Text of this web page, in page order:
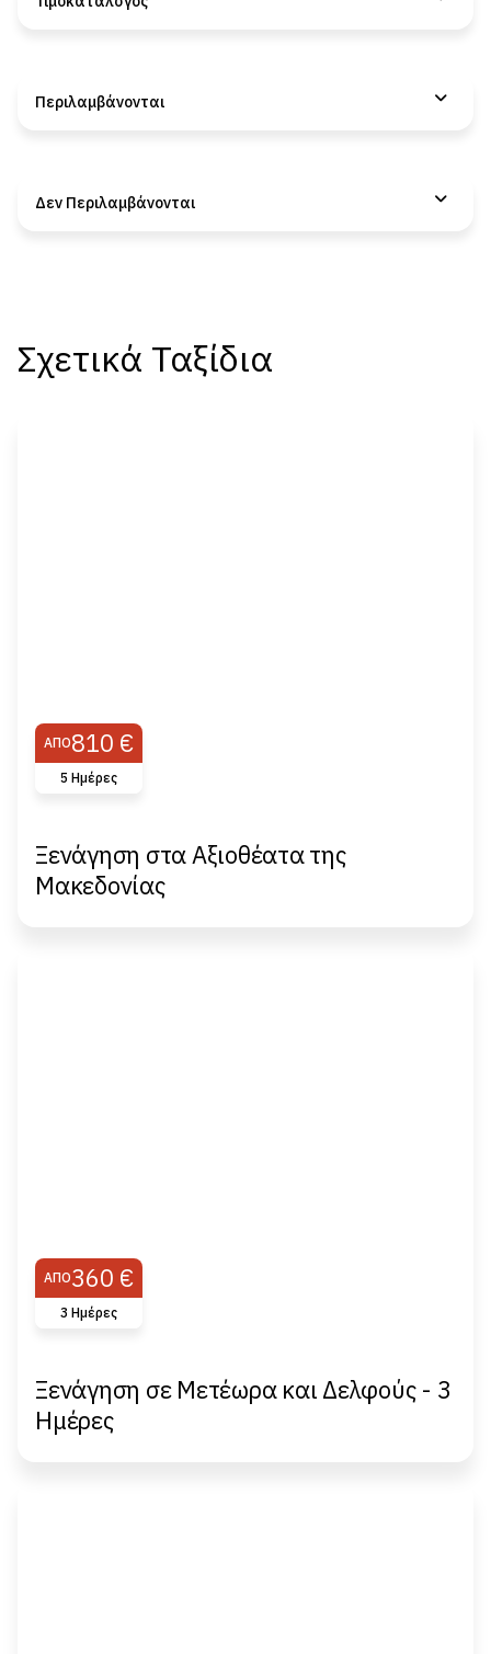
Περιλαμβάνονται
Δεν Περιλαμβάνονται
Σχετικά Ταξίδια
ΑΠΌ810 €
5 Ημέρες
Ξενάγηση στα Αξιοθέατα της
Μακεδονίας
ΑΠΌ360 €
3 Ημέρες
Ξενάγηση σε Μετέωρα και Δελφούς - 3
Ημέρες